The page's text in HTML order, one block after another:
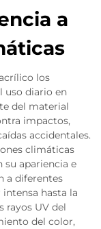
a
los
uso diario en
del material
impactos,
accidentales.
climáticas
su apariencia e
a diferentes
hasta la
rayos UV del
del color,